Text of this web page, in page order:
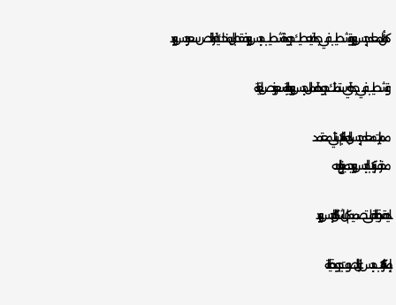
كما أن معلم جبس بورد وتشطيب في جدة لا يعطيك جودة تشطيب جبس بورد فقط بل يمنحك ايضا ارخص سعر جبس بورد
وتشطيب في جدة اي ستمتلك جودة اعمال جبس بورد عالية بسعر رخيص للغاية.
مميزات معلم جبس بالدمام باكستاني معتمد
محترف بتركيب الجبس بورد بجميع انواعه.
لديه قدرة عالية على تصميم كل اشكال الجبس بورد.
بإمكانه تركيب جبس عازل للصوت بجودة عالية.